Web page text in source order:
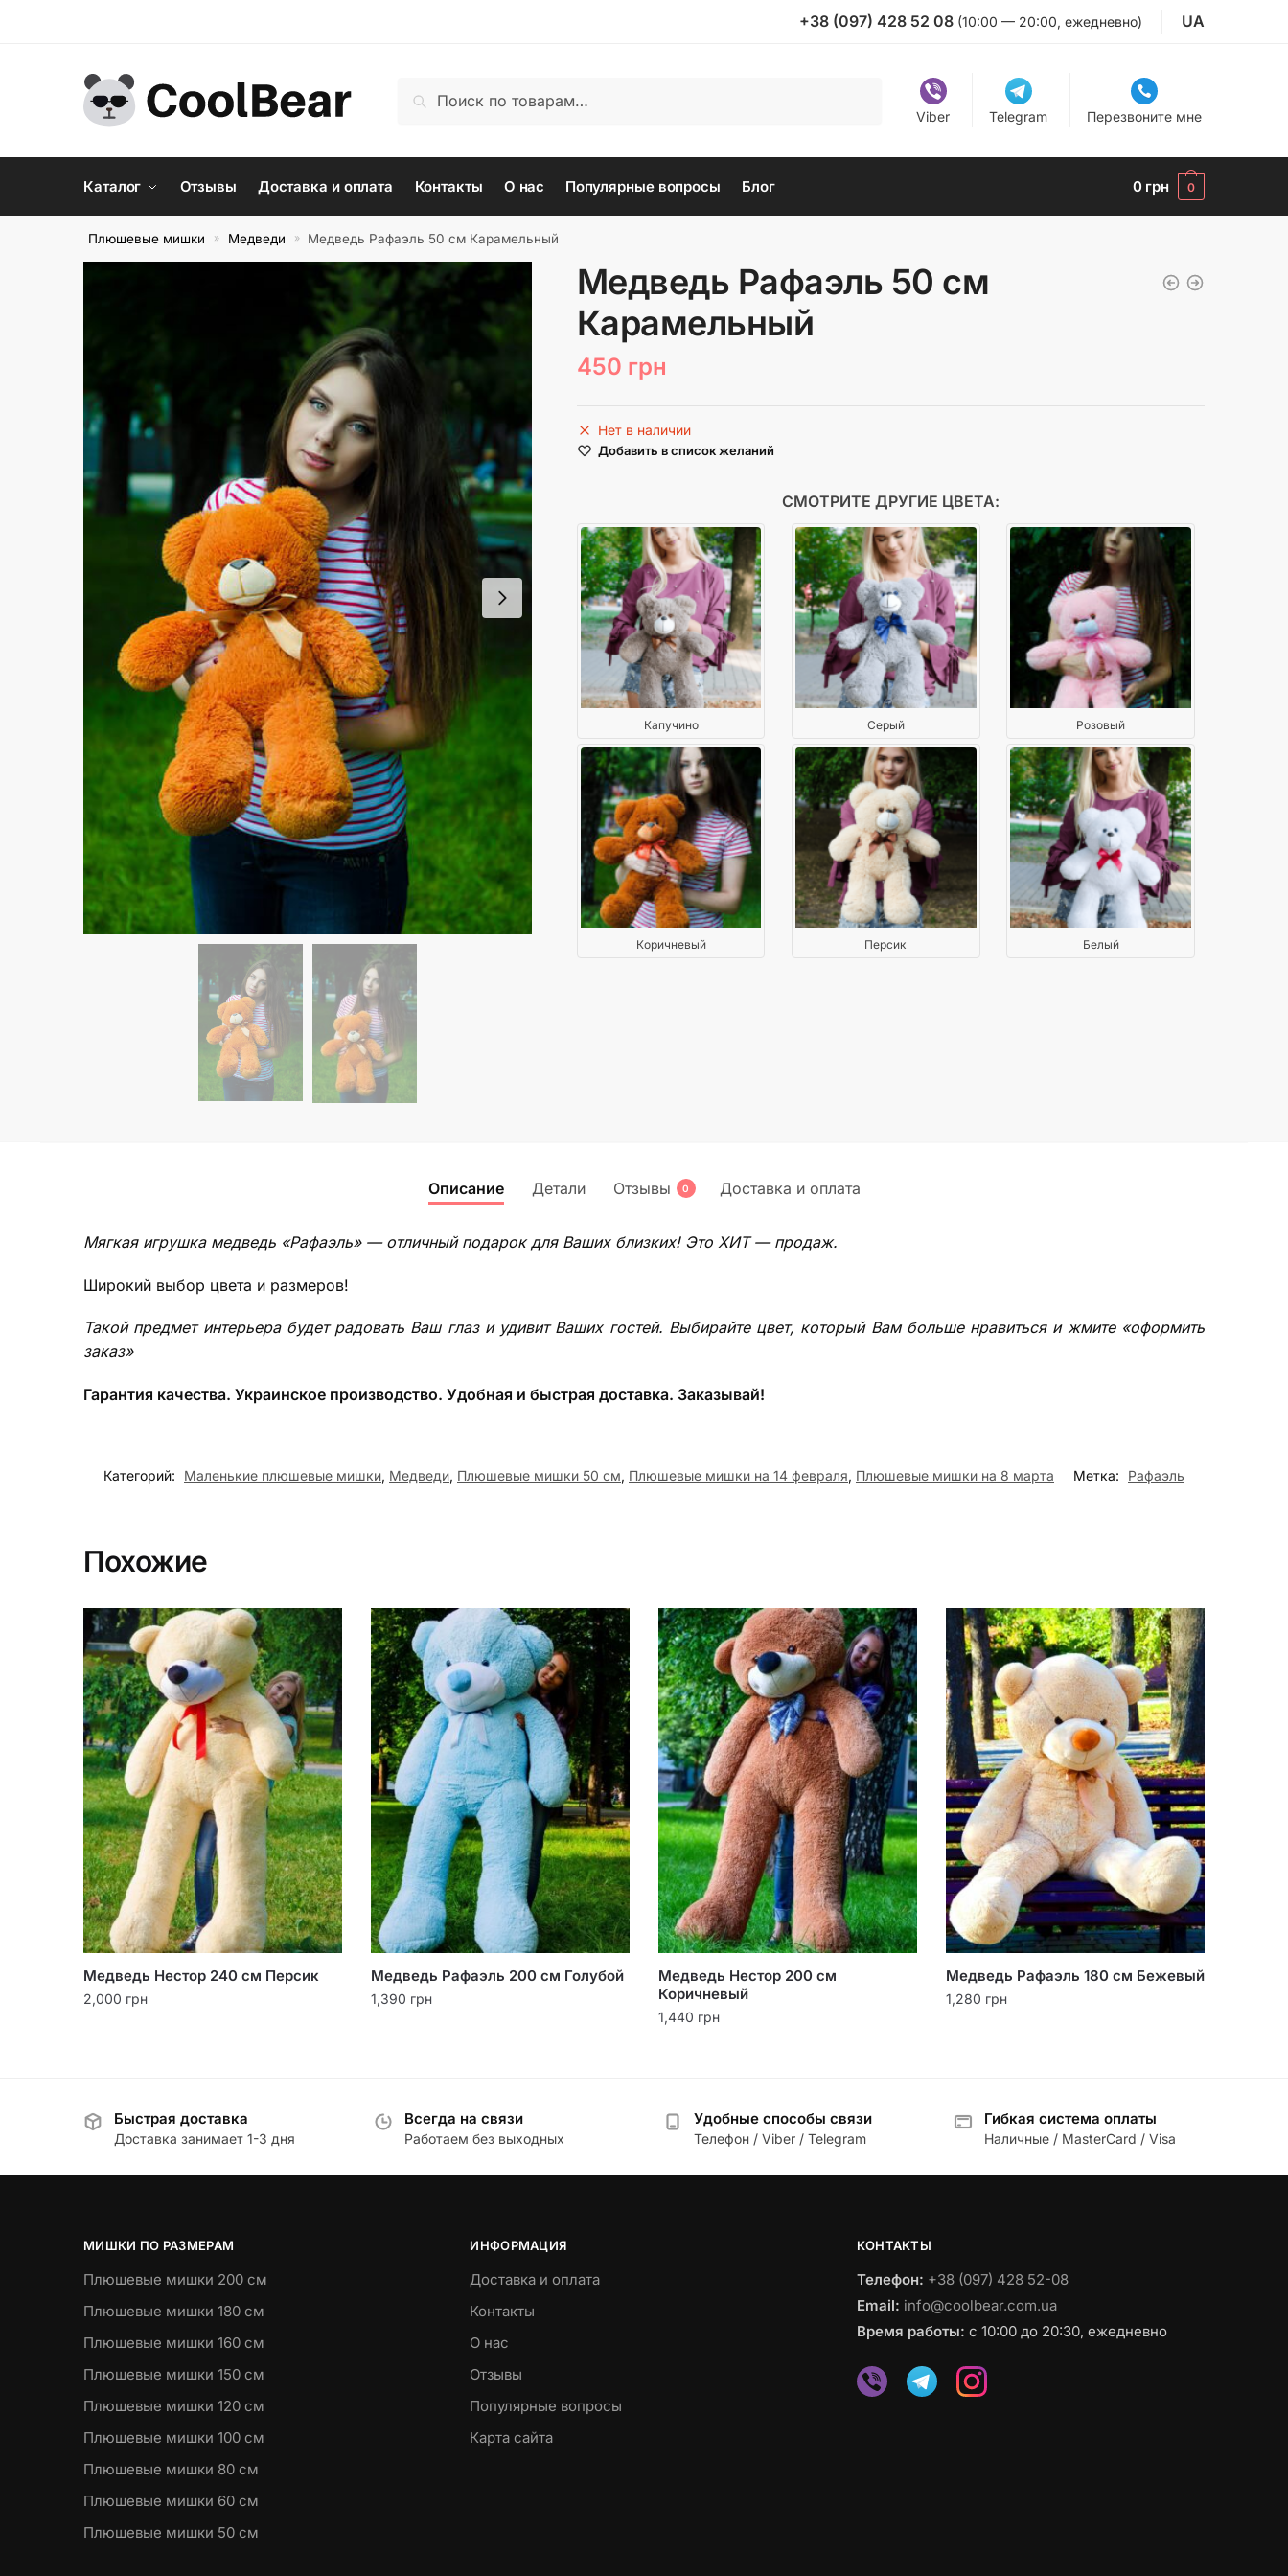
+38 (097) 428 52 08 (10:00 — 20:00, ежедневно) UA
Поиск
Viber Telegram Перезвоните мне
Каталог Отзывы Доставка и оплата Контакты О нас Популярные вопросы Блог 0 грн 0
Плюшевые мишки » Медведи » Медведь Рафаэль 50 см Карамельный
Медведь Рафаэль 50 см
Карамельный
450 грн
Нет в наличии
Добавить в список желаний
СМОТРИТЕ ДРУГИЕ ЦВЕТА:
Капучино Серый Розовый
Коричневый Персик Белый
Описание Детали Отзывы 0 Доставка и оплата
Мягкая игрушка медведь «Рафаэль» — отличный подарок для Ваших близких! Это ХИТ — продаж.
Широкий выбор цвета и размеров!
Такой предмет интерьера будет радовать Ваш глаз и удивит Ваших гостей. Выбирайте цвет, который Вам больше нравиться и жмите «оформить
заказ»
Гарантия качества. Украинское производство. Удобная и быстрая доставка. Заказывай!
Категорий: Маленькие плюшевые мишки, Медведи, Плюшевые мишки 50 см, Плюшевые мишки на 14 февраля, Плюшевые мишки на 8 марта Метка: Рафаэль
Похожие
Медведь Нестор 240 см Персик
2,000 грн
Медведь Рафаэль 200 см Голубой
1,390 грн
Медведь Нестор 200 см
Коричневый
1,440 грн
Медведь Рафаэль 180 см Бежевый
1,280 грн
Быстрая доставка
Доставка занимает 1-3 дня
Всегда на связи
Работаем без выходных
Удобные способы связи
Телефон / Viber / Telegram
Гибкая система оплаты
Наличные / MasterCard / Visa
МИШКИ ПО РАЗМЕРАМ
Плюшевые мишки 200 см
Плюшевые мишки 180 см
Плюшевые мишки 160 см
Плюшевые мишки 150 см
Плюшевые мишки 120 см
Плюшевые мишки 100 см
Плюшевые мишки 80 см
Плюшевые мишки 60 см
Плюшевые мишки 50 см
ИНФОРМАЦИЯ
Доставка и оплата
Контакты
О нас
Отзывы
Популярные вопросы
Карта сайта
КОНТАКТЫ
Телефон: +38 (097) 428 52-08
Email: info@coolbear.com.ua
Время работы: с 10:00 до 20:30, ежедневно